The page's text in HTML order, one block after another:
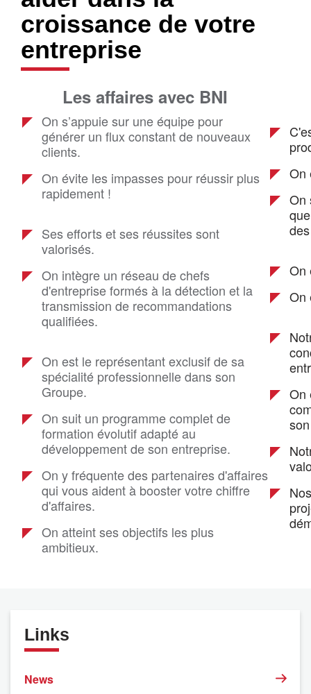
croissance de votre
entreprise
Les affaires avec BNI
On s’appuie sur une équipe pour
générer un flux constant de nouveaux
clients.
On évite les impasses pour réussir plus
rapidement !
Ses efforts et ses réussites sont
valorisés.
On intègre un réseau de chefs
d'entreprise formés à la détection et la
transmission de recommandations
qualifiées.
On est le représentant exclusif de sa
spécialité professionnelle dans son
Groupe.
On suit un programme complet de
formation évolutif adapté au
développement de son entreprise.
On y fréquente des partenaires d'affaires
qui vous aident à booster votre chiffre
d'affaires.
On atteint ses objectifs les plus
ambitieux.
On
On
On
On
On
Links
News